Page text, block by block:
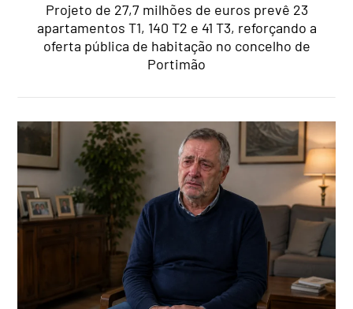
Projeto de 27,7 milhões de euros prevê 23
apartamentos T1, 140 T2 e 41 T3, reforçando a
oferta pública de habitação no concelho de
Portimão